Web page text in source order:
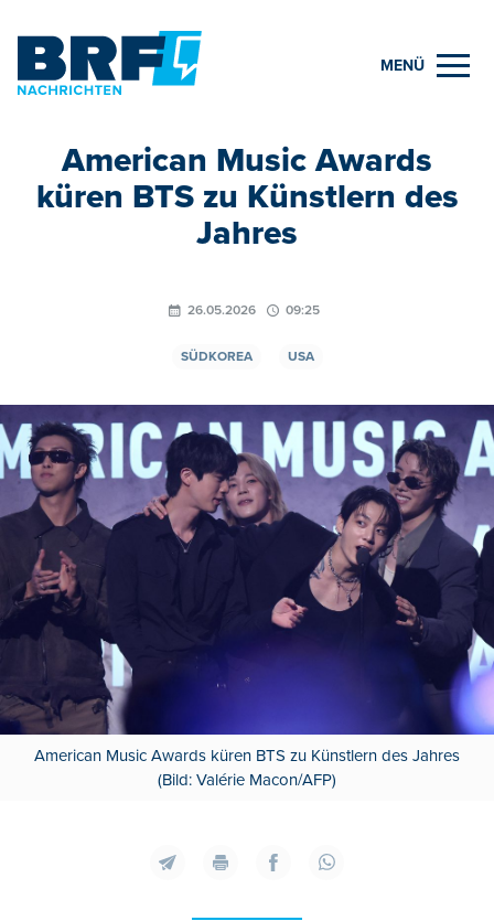
MENÜ
American Music Awards
küren BTS zu Künstlern des
Jahres
26.05.2026 09:25
SÜDKOREA USA
American Music Awards küren BTS zu Künstlern des Jahres
(Bild: Valérie Macon/AFP)